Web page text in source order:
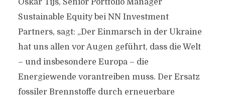
Oskar Tijs, Senior Portfolio Manager
Sustainable Equity bei NN Investment
Partners, sagt: „Der Einmarsch in der Ukraine
hat uns allen vor Augen geführt, dass die Welt
– und insbesondere Europa – die
Energiewende vorantreiben muss. Der Ersatz
fossiler Brennstoffe durch erneuerbare